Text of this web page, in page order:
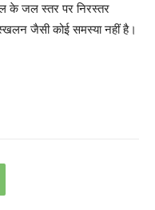
के जल स्तर पर निरस्तर
जैसी कोई समस्या नहीं है।